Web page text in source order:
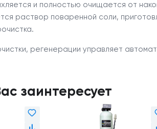
и полностью очищается от
раствор поваренной соли,
регенерации управляет
заинтересует